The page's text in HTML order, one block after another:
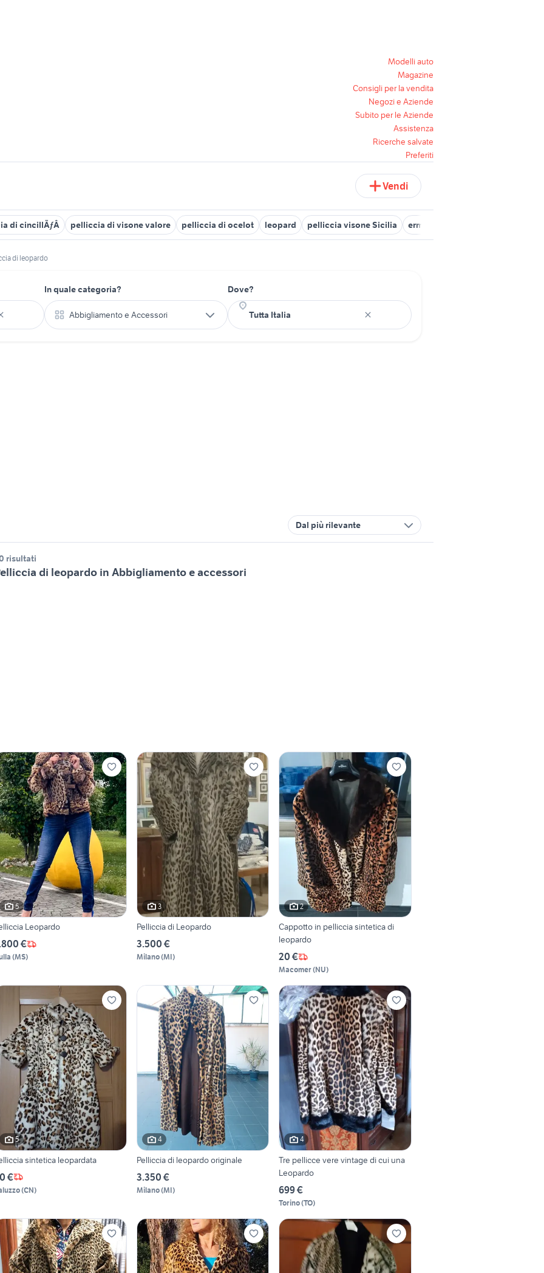
Modelli auto
Magazine
Consigli per la vendita
Negozi e Aziende
Subito per le Aziende
Assistenza
Ricerche salvate
Preferiti
Vendi
di cincillÃƒÂ pelliccia di visone valore pelliccia di ocelot leopard pelliccia visone Sicilia ermellino pelliccia
di leopardo
In quale categoria?
Abbigliamento e Accessori
Dove?
Dal più rilevante
risultati
di leopardo in Abbigliamento e accessori
5
Leopardo
€
(MS)
3
Pelliccia di Leopardo
3.500 €
Milano(MI)
2
Cappotto in pelliccia sintetica di
leopardo
20 €
Macomer(NU)
5
sintetica leopardata
€
(CN)
4
Pelliccia di leopardo originale
3.350 €
Milano(MI)
4
Tre pellicce vere vintage di cui una
Leopardo
699 €
Torino(TO)